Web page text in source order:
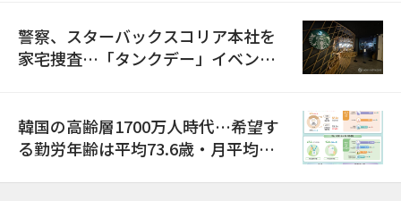
警察、スターバックスコリア本社を
家宅捜査…「タンクデー」イベント
韓国の高齢層1700万人時代…希望す
る勤労年齢は平均73.6歳・月平均賃